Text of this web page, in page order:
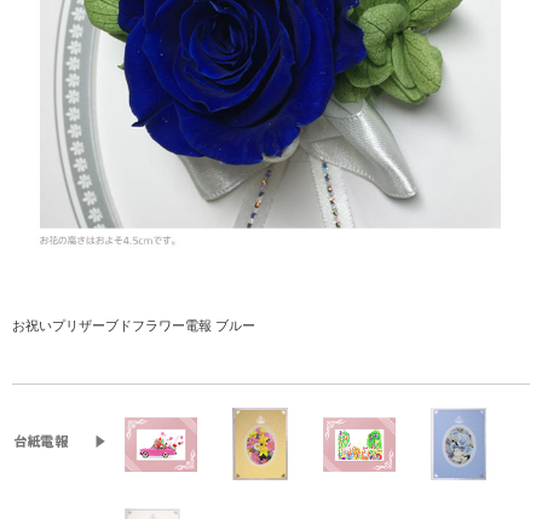
お祝いプリザーブドフラワー電報 ブルー